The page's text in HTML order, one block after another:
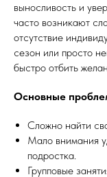
выносливость и
часто возникают
отсутствие
сезон или просто
быстро отбить
Основные
Сложно найти
Мало внимания
подростка.
Групповые